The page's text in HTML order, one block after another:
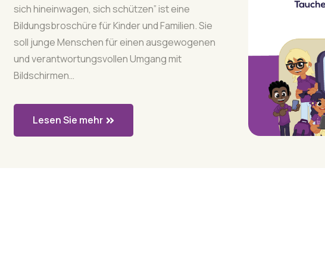
sich hineinwagen, sich schützen” ist eine
Bildungsbroschüre für Kinder und Familien. Sie
soll junge Menschen für einen ausgewogenen
und verantwortungsvollen Umgang mit
Bildschirmen…
Lesen Sie mehr